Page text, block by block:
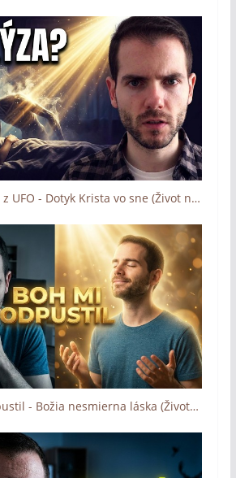
Paralýza a strach z UFO - Dotyk Krista vo sne (Život na ceste s Bohom)
Boh mi v sne odpustil - Božia nesmierna láska (Život na ceste s Bohom)